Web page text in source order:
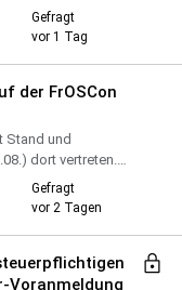
am Vortag drei
Gefragt
vor 1 Tag
der FrOSCon
Stand und
dort vertreten.
Gefragt
vor 2 Tagen
Voranmeldung